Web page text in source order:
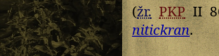
(žr. PKPII
nitickran.